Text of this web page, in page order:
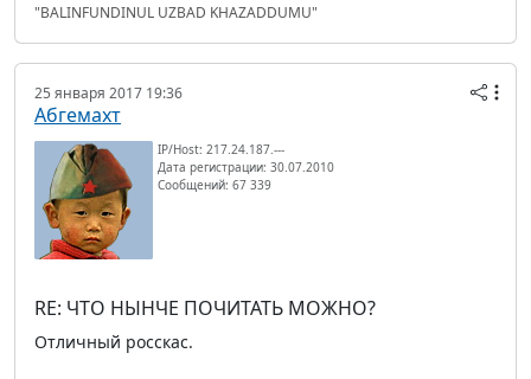
"BALINFUNDINUL UZBAD KHAZADDUMU"
25 января 2017 19:36
Абгемахт
IP/Host: 217.24.187.---
Дата регистрации: 30.07.2010
Сообщений: 67 339
RE: ЧТО НЫНЧЕ ПОЧИТАТЬ МОЖНО?
Отличный росскас.